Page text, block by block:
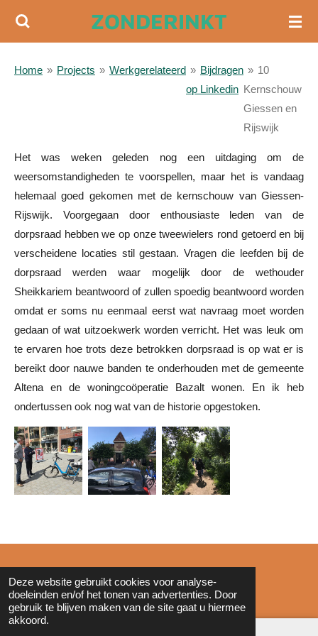
Deze website gebruikt cookies voor analyse-
doeleinden en/of het tonen van advertenties. Door
gebruik te blijven maken van de site gaat u hiermee
akkoord.
Ga
de
ZONDERINKT
Home » Projects » Werkgerelateerd » Bijdragen
op Linkedin
» 10
Kernschouw
Giessen en
Rijswijk
Het was weken geleden nog een uitdaging om de
weersomstandigheden te voorspellen, maar het is vandaag
helemaal goed gekomen met de kernschouw van Giessen-
Rijswijk. Voorgegaan door enthousiaste leden van de
dorpsraad hebben we op onze tweewielers rond getoerd en bij
verscheidene locaties stil gestaan. Vragen die leefden bij de
dorpsraad werden waar mogelijk door de wethouder
Sheikkariem beantwoord of zullen spoedig beantwoord worden
omdat er soms nu eenmaal eerst wat navraag moet worden
gedaan of wat uitzoekwerk worden verricht. Het was leuk om
te ervaren hoe trots deze betrokken dorpsraad is op wat er is
bereikt door nauwe banden te onderhouden met de gemeente
Altena en de woningcoöperatie Bazalt wonen. En ik heb
ondertussen ook nog wat van de historie opgestoken.
© 2011 - 2026 Zonderinkt.eu